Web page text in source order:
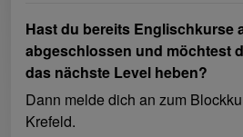
Hast du bereits Englischkurse
abgeschlossen und möchtest
das nächste Level heben?
Dann melde dich an zum
Krefeld.